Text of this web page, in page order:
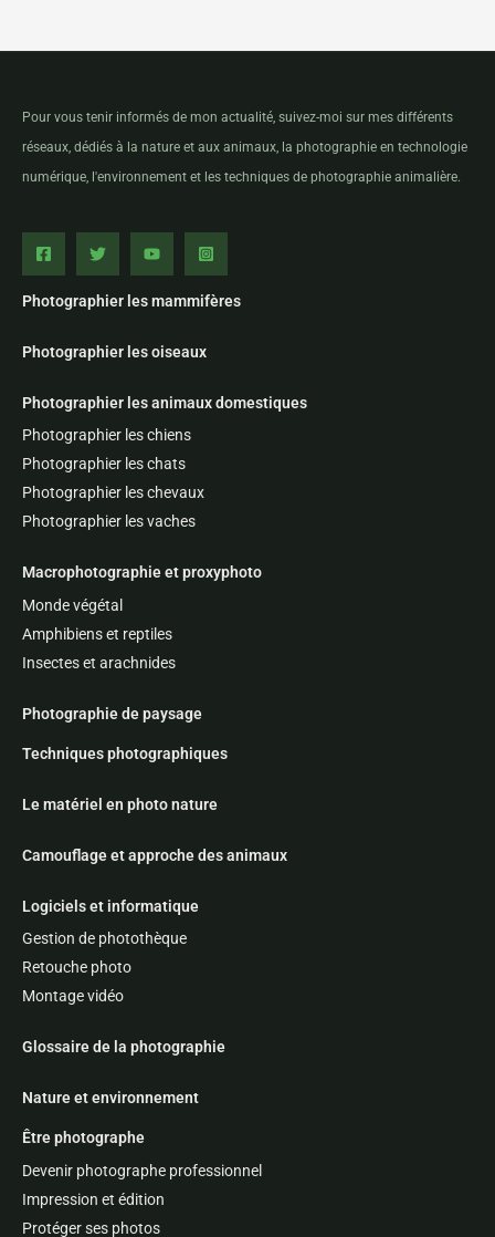
Pour vous tenir informés de mon actualité, suivez-moi sur mes différents
réseaux, dédiés à la nature et aux animaux, la photographie en technologie
numérique, l'environnement et les techniques de photographie animalière.
Photographier les mammifères
Photographier les oiseaux
Photographier les animaux domestiques
Photographier les chiens
Photographier les chats
Photographier les chevaux
Photographier les vaches
Macrophotographie et proxyphoto
Monde végétal
Amphibiens et reptiles
Insectes et arachnides
Photographie de paysage
Techniques photographiques
Le matériel en photo nature
Camouflage et approche des animaux
Logiciels et informatique
Gestion de photothèque
Retouche photo
Montage vidéo
Glossaire de la photographie
Nature et environnement
Être photographe
Devenir photographe professionnel
Impression et édition
Protéger ses photos